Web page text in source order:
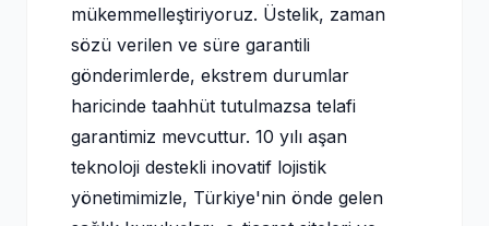
mükemmelleştiriyoruz. Üstelik, zaman
sözü verilen ve süre garantili
gönderimlerde, ekstrem durumlar
haricinde taahhüt tutulmazsa telafi
garantimiz mevcuttur. 10 yılı aşan
teknoloji destekli inovatif lojistik
yönetimimizle, Türkiye'nin önde gelen